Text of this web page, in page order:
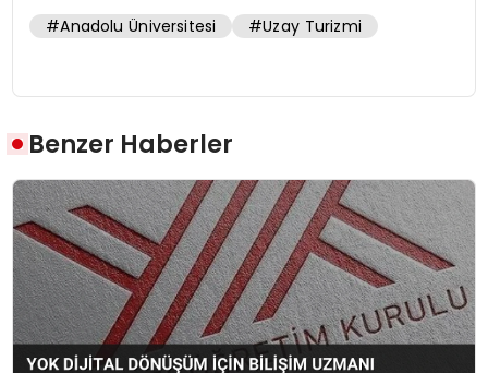
#Anadolu Üniversitesi #Uzay Turizmi
Benzer Haberler